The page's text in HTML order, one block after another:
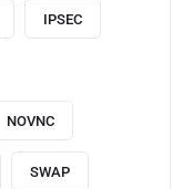
IPSEC
NOVNC
SWAP